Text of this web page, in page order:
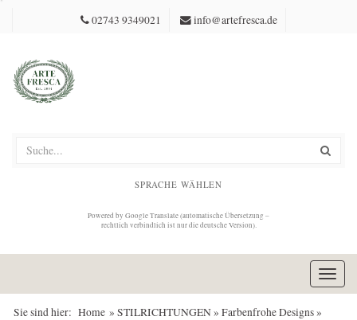
02743 9349021 info@artefresca.de
SPRACHE WÄHLEN
Powered by Google Translate (automatische Übersetzung –
rechtlich verbindlich ist nur die deutsche Version).
Sie sind hier: Home » STILRICHTUNGEN» Farbenfrohe Designs»